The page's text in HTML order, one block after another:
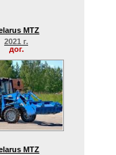
MTZ
2021 г.
дог.
MTZ